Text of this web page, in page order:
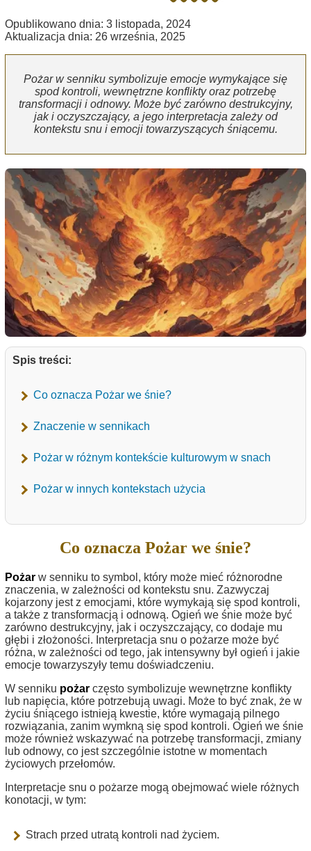
Opublikowano dnia: 3 listopada, 2024
Aktualizacja dnia: 26 września, 2025
Pożar w senniku symbolizuje emocje wymykające się
spod kontroli, wewnętrzne konflikty oraz potrzebę
transformacji i odnowy. Może być zarówno destrukcyjny,
jak i oczyszczający, a jego interpretacja zależy od
kontekstu snu i emocji towarzyszących śniącemu.
Spis treści:
Co oznacza Pożar we śnie?
Znaczenie w sennikach
Pożar w różnym kontekście kulturowym w snach
Pożar w innych kontekstach użycia
Co oznacza Pożar we śnie?
Pożar w senniku to symbol, który może mieć różnorodne
znaczenia, w zależności od kontekstu snu. Zazwyczaj
kojarzony jest z emocjami, które wymykają się spod kontroli,
a także z transformacją i odnową. Ogień we śnie może być
zarówno destrukcyjny, jak i oczyszczający, co dodaje mu
głębi i złożoności. Interpretacja snu o pożarze może być
różna, w zależności od tego, jak intensywny był ogień i jakie
emocje towarzyszyły temu doświadczeniu.
W senniku pożar często symbolizuje wewnętrzne konflikty
lub napięcia, które potrzebują uwagi. Może to być znak, że w
życiu śniącego istnieją kwestie, które wymagają pilnego
rozwiązania, zanim wymkną się spod kontroli. Ogień we śnie
może również wskazywać na potrzebę transformacji, zmiany
lub odnowy, co jest szczególnie istotne w momentach
życiowych przełomów.
Interpretacje snu o pożarze mogą obejmować wiele różnych
konotacji, w tym:
Strach przed utratą kontroli nad życiem.